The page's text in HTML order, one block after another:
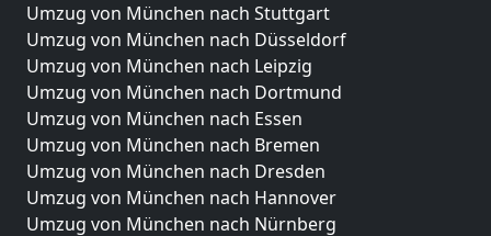
Umzug von München nach Stuttgart
Umzug von München nach Düsseldorf
Umzug von München nach Leipzig
Umzug von München nach Dortmund
Umzug von München nach Essen
Umzug von München nach Bremen
Umzug von München nach Dresden
Umzug von München nach Hannover
Umzug von München nach Nürnberg